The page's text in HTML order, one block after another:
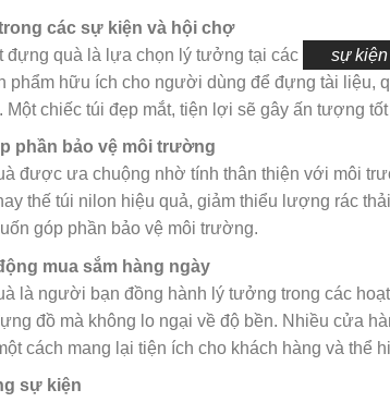
các sự kiện và hội chợ
đựng quà là lựa chọn lý tưởng tại các
sự
phẩm hữu ích cho người dùng để đựng tài liệu,
Một chiếc túi đẹp mắt, tiện lợi sẽ gây ấn tượng
phần bảo vệ môi trường
được ưa chuộng nhờ tính thân thiện với môi
thế túi nilon hiệu quả, giảm thiểu lượng rác
góp phần bảo vệ môi trường.
mua sắm hàng ngày
là người bạn đồng hành lý tưởng trong các
đồ mà không lo ngại về độ bền. Nhiều cửa
cách mang lại tiện ích cho khách hàng và thể
sự kiện